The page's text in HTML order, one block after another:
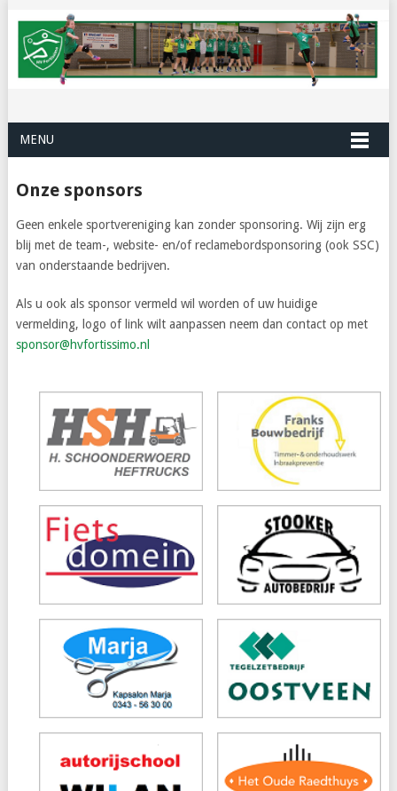
MENU
Onze sponsors
Geen enkele sportvereniging kan zonder sponsoring. Wij zijn erg
blij met de team-, website- en/of reclamebordsponsoring (ook SSC)
van onderstaande bedrijven.
Als u ook als sponsor vermeld wil worden of uw huidige
vermelding, logo of link wilt aanpassen neem dan contact op met
sponsor@hvfortissimo.nl